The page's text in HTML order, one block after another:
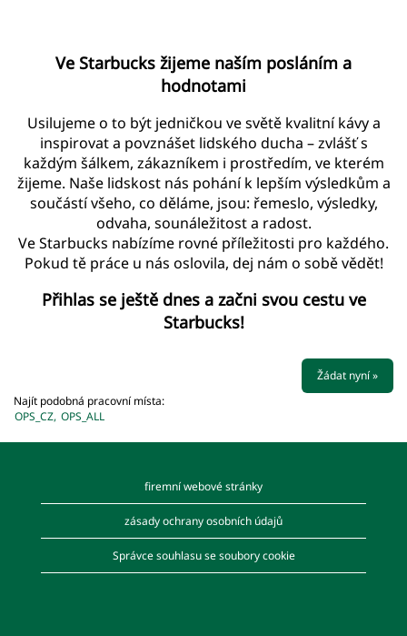
Ve Starbucks žijeme naším posláním a
hodnotami
Usilujeme o to být jedničkou ve světě kvalitní kávy a
inspirovat a povznášet lidského ducha – zvlášť s
každým šálkem, zákazníkem i prostředím, ve kterém
žijeme. Naše lidskost nás pohání k lepším výsledkům a
součástí všeho, co děláme, jsou: řemeslo, výsledky,
odvaha, sounáležitost a radost.
Ve Starbucks nabízíme rovné příležitosti pro každého.
Pokud tě práce u nás oslovila, dej nám o sobě vědět!
Přihlas se ještě dnes a začni svou cestu ve
Starbucks!
Žádat nyní »
Najít podobná pracovní místa:
OPS_CZ, OPS_ALL
firemní webové stránky
zásady ochrany osobních údajů
Správce souhlasu se soubory cookie